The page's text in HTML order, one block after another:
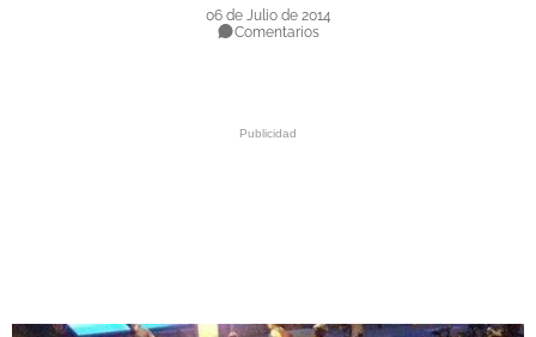
VENTANA CIUDADANA
NECROLÓGICAS
06 de Julio de 2014
Comentarios